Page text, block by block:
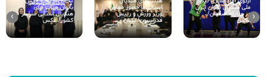
ملی هندبال بانوان ایران
در مبارکه اصفهان/
عکس
استانی با حضور معاون
وزیر ورزش و رییس
فدراسیون/عکس
بانوان هیات های
هندبال استانی سراسر
کشور/ عکس
‹
›